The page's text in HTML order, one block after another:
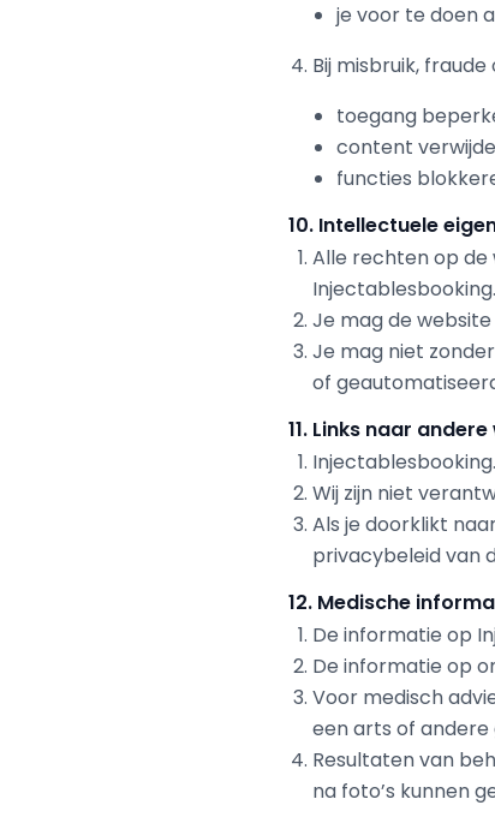
je voor te doen
Bij misbruik,
toegang
content
functies
10. Intellectuele
Alle rechten op de
Je mag de
Je mag niet
of
11. Links naar
Wij zijn niet
Als je doorklikt
privacybeleid van
12. Medische
De informatie op
De informatie op
Voor medisch
een arts of
Resultaten van
na foto’s kunnen